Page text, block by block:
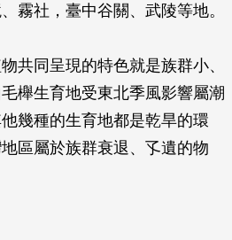
霧社，臺中谷關、武陵等地。
共同呈現的特色就是族群小、
櫸生育地受東北季風影響屬潮
幾種的生育地都是乾旱的環
區屬於族群衰退、孓遺的物